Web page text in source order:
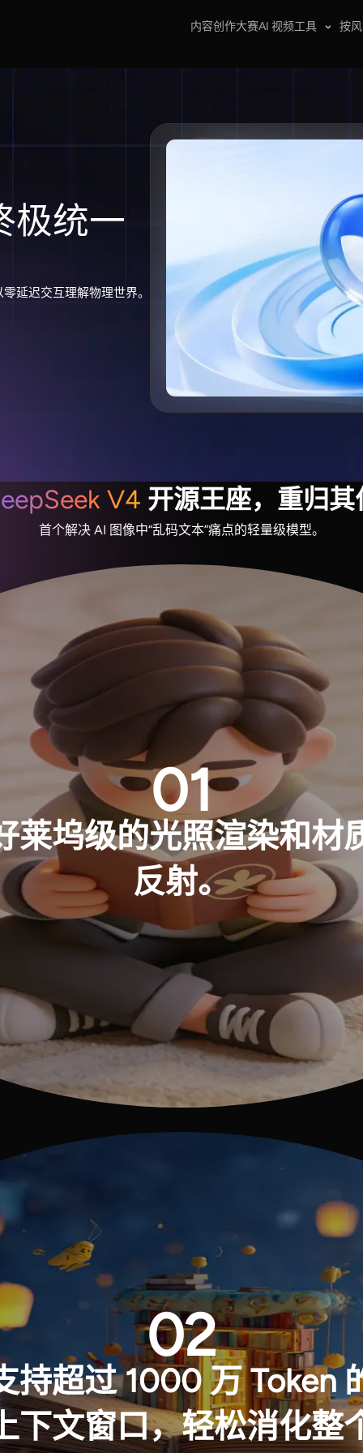
内容创作大赛AI 视频工具 按
极统一
延迟交互理解物理世界。
V4 开源王座，重归其
首个解决 AI 图像中“乱码文本”痛点的轻量级模型。
01
莱坞级的光照渲染和材
反射。
02
持超过 1000 万 Token
下文窗口，轻松消化整